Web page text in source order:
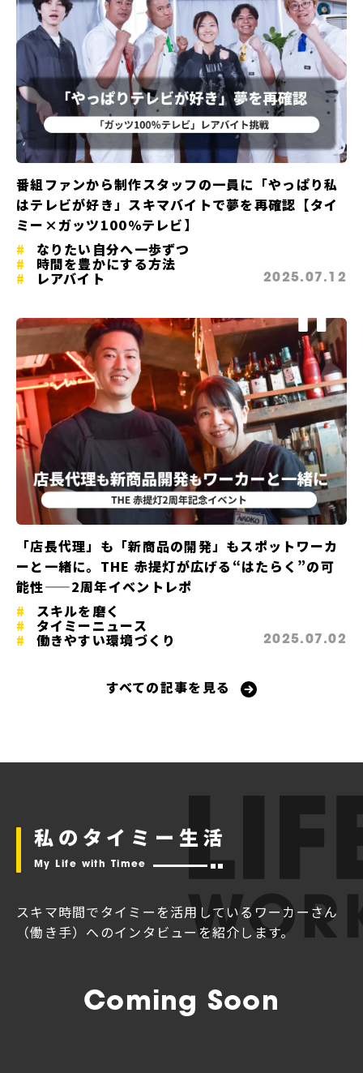
番組ファンから制作スタッフの一員に「やっぱり私
はテレビが好き」スキマバイトで夢を再確認【タイ
ミー×ガッツ100％テレビ】
なりたい自分へ一歩ずつ
時間を豊かにする方法
レアバイト 2025.07.12
「店長代理」も「新商品の開発」もスポットワーカ
ーと一緒に。THE 赤提灯が広げる“はたらく”の可
能性——2周年イベントレポ
スキルを磨く
タイミーニュース
働きやすい環境づくり 2025.07.02
すべての記事を見る
私のタイミー生活
My Life with Timee
スキマ時間でタイミーを活用している ワーカーさん
（働き手）へのインタビューを紹介します。
Coming Soon